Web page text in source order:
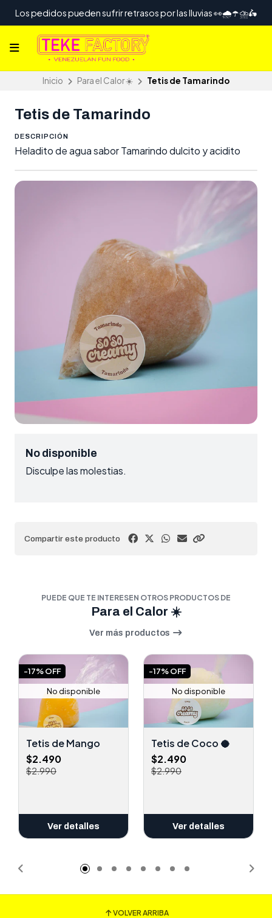
Los pedidos pueden sufrir retrasos por las lluvias 👀🌧️☂️⛈️🛵
Inicio Para el Calor ☀️ Tetis de Tamarindo
Tetis de Tamarindo
DESCRIPCIÓN
Heladito de agua sabor Tamarindo dulcito y acidito
No disponible
Disculpe las molestias.
Compartir este producto
PUEDE QUE TE INTERESEN OTROS PRODUCTOS DE
Para el Calor ☀️
Ver más productos
-17% OFF
No disponible
Tetis de Mango
$2.490
$2.990
Ver detalles
-17% OFF
No disponible
Tetis de Coco 🥥
$2.490
$2.990
Ver detalles
VOLVER ARRIBA